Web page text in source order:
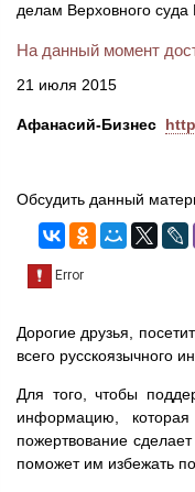
делам Верховного суда
На данный момент
21 июля 2015
Афанасий-Бизнес
Обсудить данный
Дорогие друзья,
всего русскоязычного
Для того, чтобы
информацию,
пожертвование
поможет им избежать